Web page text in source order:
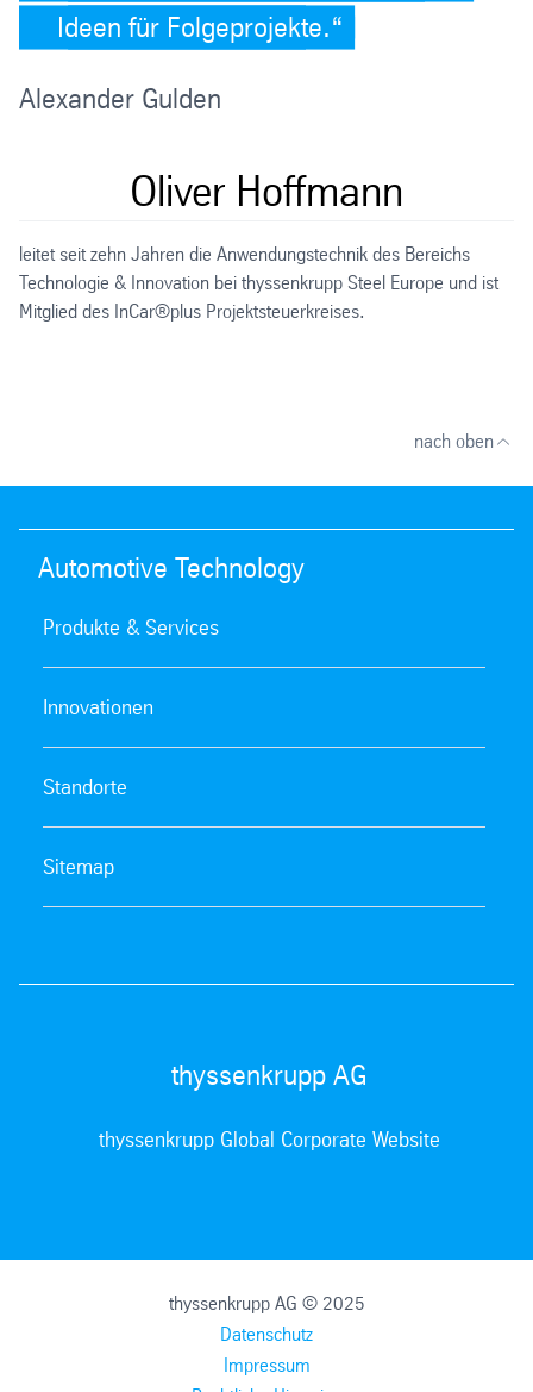
Ideen für Folgeprojekte.
Alexander Gulden
Oliver Hoffmann
leitet seit zehn Jahren die Anwendungstechnik des Bereichs
Technologie & Innovation bei thyssenkrupp Steel Europe und ist
Mitglied des InCar®plus Projektsteuerkreises.
nach oben
Automotive Technology
Produkte & Services
Innovationen
Standorte
Sitemap
thyssenkrupp AG
thyssenkrupp Global Corporate Website
thyssenkrupp AG © 2025
Datenschutz
Impressum